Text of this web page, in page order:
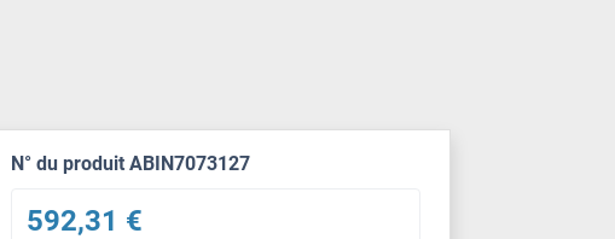
N° du produit ABIN7073127
592,31 €